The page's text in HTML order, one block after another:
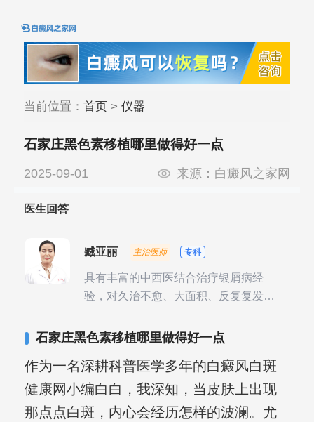
当前位置： 首页> 仪器
石家庄黑色素移植哪里做得好一点
2025-09-01 来源： 白癜风之家网
医生回答
臧亚丽 主治医师 专科
具有丰富的中西医结合治疗银屑病经
验，对久治不愈、大面积、反复复发性
石家庄黑色素移植哪里做得好一点
作为一名深耕科普医学多年的白癜风白斑
健康网小编白白，我深知，当皮肤上出现
那点点白斑，内心会经历怎样的波澜。尤